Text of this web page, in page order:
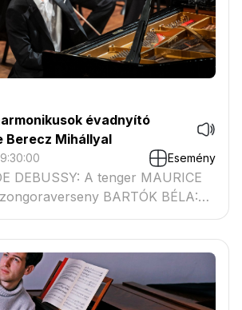
évadnyító
Berecz Mihállyal
Esemény
DEBUSSY: A tenger MAURICE
BARTÓK BÉLA:
BB 123